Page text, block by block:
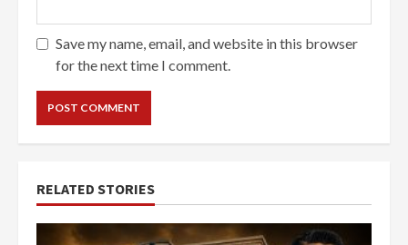
Save my name, email, and website in this browser
for the next time I comment.
RELATED STORIES